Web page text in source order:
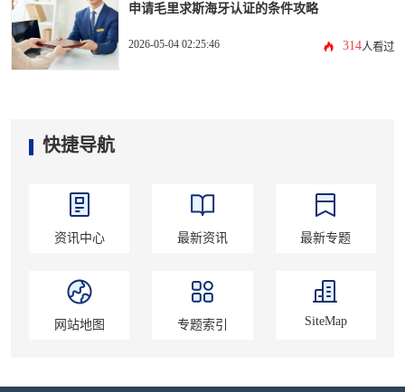
申请毛里求斯海牙认证的条件攻略
2026-05-04 02:25:46 314人看过
快捷导航
资讯中心 最新资讯 最新专题
网站地图 专题索引 SiteMap